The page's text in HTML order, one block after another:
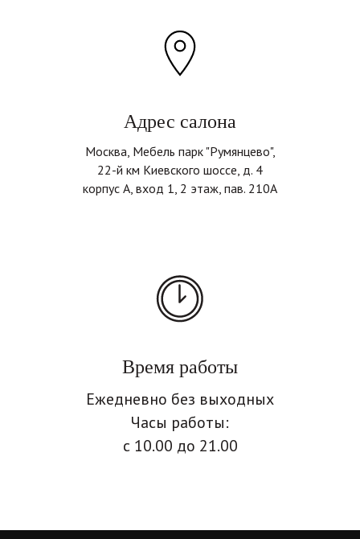
Адрес салона
Москва, Мебель парк "Румянцево",
22-й км Киевского шоссе, д. 4
корпус А, вход 1, 2 этаж, пав. 210А
Время работы
Ежедневно без выходных
Часы работы:
с 10.00 до 21.00